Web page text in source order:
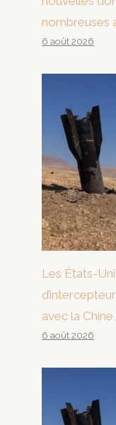
nombreuses
6 août 2026
Les États-
avec la
6 août 2026